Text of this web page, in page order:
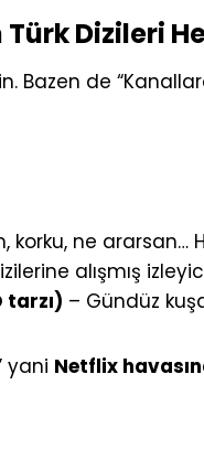
Dizileri
Bazen de
ne ararsan…
alışmış
tarzı) – Gündüz
yani Netflix